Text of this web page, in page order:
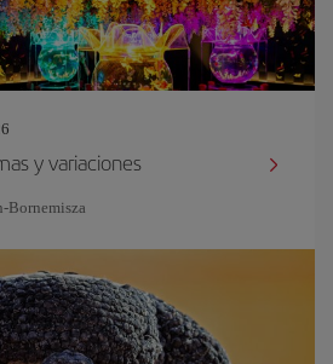
y variaciones
Bornemisza